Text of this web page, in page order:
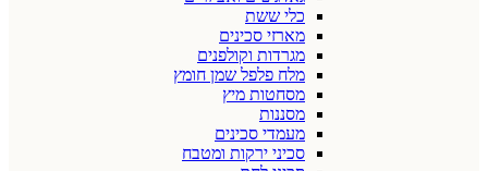
כלי ששת
מארזי סכינים
מגרדות וקולפנים
מלח פלפל שמן חומץ
מסחטות מיץ
מסננות
מעמדי סכינים
סכיני ירקות ומטבח